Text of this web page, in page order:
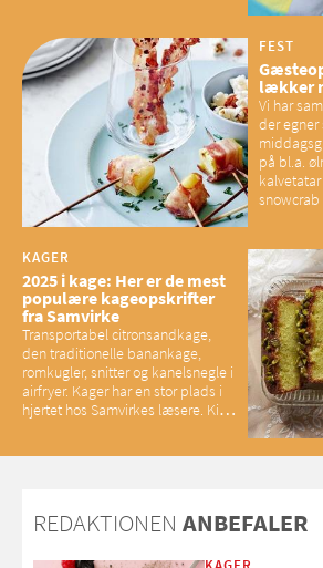
have konsekvenser for vores
sociale fællesskaber
FEST
lækker
Vi har
der
på bl.a.
snowcrab
KAGER
2025 i kage: Her er de mest
populære kageopskrifter
fra Samvirke
Transportabel citronsandkage,
den traditionelle banankage,
romkugler, snitter og kanelsnegle i
airfryer. Kager har en stor plads i
hjertet hos Samvirkes læsere. Kig
REDAKTIONEN ANBEFALER